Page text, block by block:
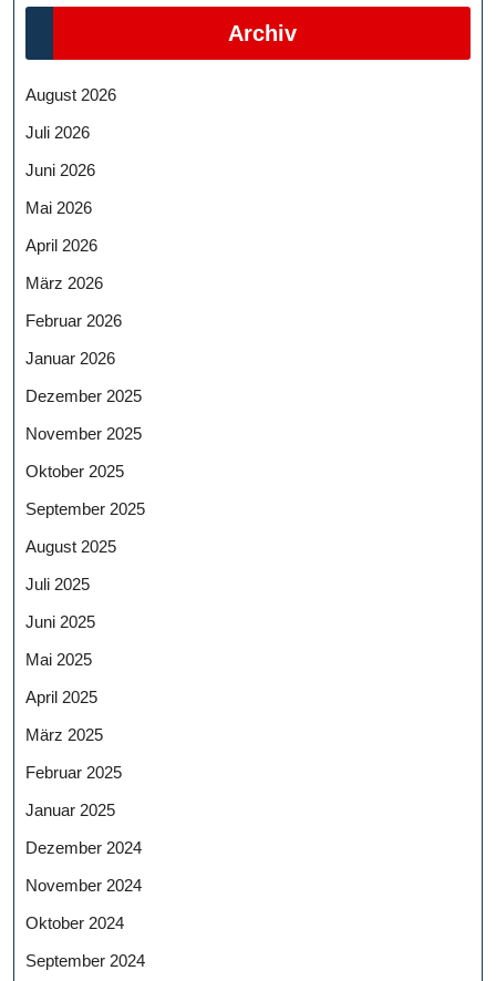
Archiv
August 2026
Juli 2026
Juni 2026
Mai 2026
April 2026
März 2026
Februar 2026
Januar 2026
Dezember 2025
November 2025
Oktober 2025
September 2025
August 2025
Juli 2025
Juni 2025
Mai 2025
April 2025
März 2025
Februar 2025
Januar 2025
Dezember 2024
November 2024
Oktober 2024
September 2024